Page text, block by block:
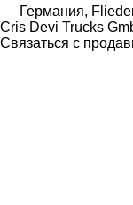
Германия,
Cris Devi Trucks
Связаться с